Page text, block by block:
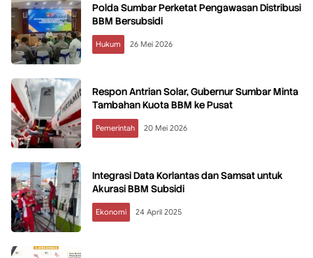
Polda Sumbar Perketat Pengawasan Distribusi
BBM Bersubsidi
Hukum 26 Mei 2026
Respon Antrian Solar, Gubernur Sumbar Minta
Tambahan Kuota BBM ke Pusat
Pemerintah 20 Mei 2026
Integrasi Data Korlantas dan Samsat untuk
Akurasi BBM Subsidi
Ekonomi 24 April 2025